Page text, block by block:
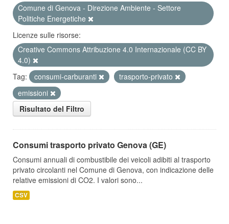
Comune di Genova - Direzione Ambiente - Settore
Politiche Energetiche
Licenze sulle risorse:
Creative Commons Attribuzione 4.0 Internazionale (CC BY
4.0)
Tag:
consumi-carburanti
trasporto-privato
emissioni
Risultato del Filtro
Consumi trasporto privato Genova (GE)
Consumi annuali di combustibile dei veicoli adibiti al trasporto
privato circolanti nel Comune di Genova, con indicazione delle
relative emissioni di CO2. I valori sono...
CSV